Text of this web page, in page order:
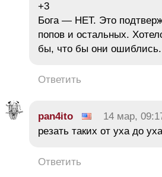
+3
Бога — НЕТ. Это
попов и остальных.
бы, что бы они ошиблись.
Ответить
pan4ito 14 мар,
резать таких от уха до уха
Ответить